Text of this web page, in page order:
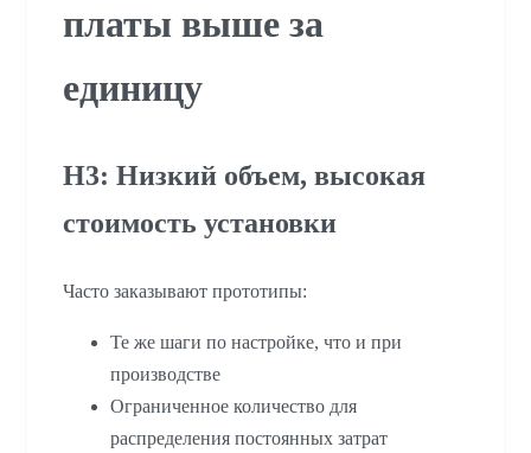
платы выше за
единицу
H3: Низкий объем, высокая
стоимость установки
Часто заказывают прототипы:
Те же шаги по настройке, что и при
производстве
Ограниченное количество для
распределения постоянных затрат